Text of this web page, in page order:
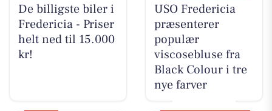
De billigste biler i
Fredericia - Priser
helt ned til 15.000
kr!
USO Fredericia
præsenterer
populær
viscosebluse fra
Black Colour i tre
nye farver